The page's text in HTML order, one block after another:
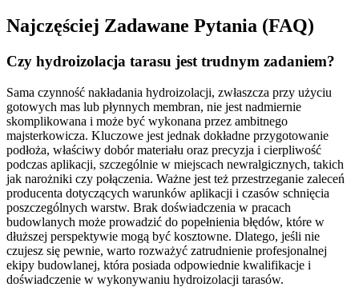
Najczęściej Zadawane Pytania (FAQ)
Czy hydroizolacja tarasu jest trudnym zadaniem?
Sama czynność nakładania hydroizolacji, zwłaszcza przy użyciu
gotowych mas lub płynnych membran, nie jest nadmiernie
skomplikowana i może być wykonana przez ambitnego
majsterkowicza. Kluczowe jest jednak dokładne przygotowanie
podłoża, właściwy dobór materiału oraz precyzja i cierpliwość
podczas aplikacji, szczególnie w miejscach newralgicznych, takich
jak narożniki czy połączenia. Ważne jest też przestrzeganie zaleceń
producenta dotyczących warunków aplikacji i czasów schnięcia
poszczególnych warstw. Brak doświadczenia w pracach
budowlanych może prowadzić do popełnienia błędów, które w
dłuższej perspektywie mogą być kosztowne. Dlatego, jeśli nie
czujesz się pewnie, warto rozważyć zatrudnienie profesjonalnej
ekipy budowlanej, która posiada odpowiednie kwalifikacje i
doświadczenie w wykonywaniu hydroizolacji tarasów.